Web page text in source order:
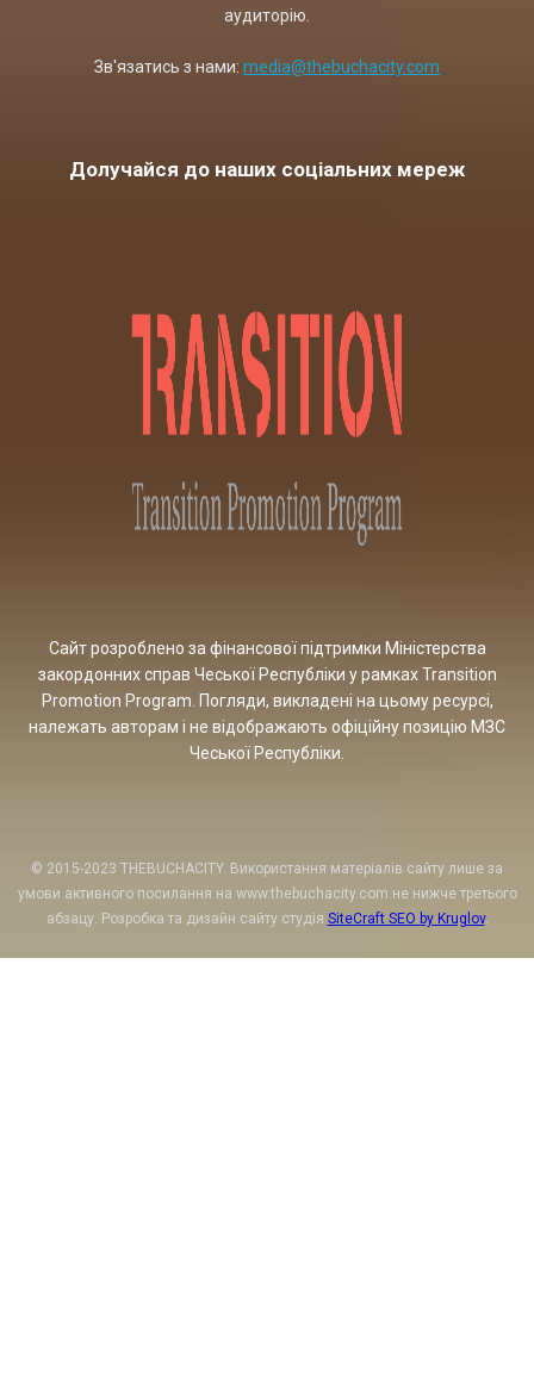
аудиторію.
Зв'язатись з нами: media@thebuchacity.com
Долучайся до наших соціальних мереж
Сайт розроблено за фінансової підтримки Міністерства
закордонних справ Чеської Республіки у рамках Transition
Promotion Program. Погляди, викладені на цьому ресурсі,
належать авторам і не відображають офіційну позицію МЗС
Чеської Республіки.
© 2015-2023 THEBUCHACITY. Використання матеріалів сайту лише за
умови активного посилання на www.thebuchacity.com не нижче третього
абзацу. Розробка та дизайн сайту студія SiteCraft SEO by Kruglov.